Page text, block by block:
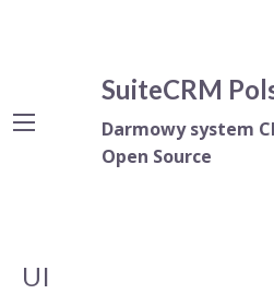
SuiteCRM
Darmowy system
Open Source
UI